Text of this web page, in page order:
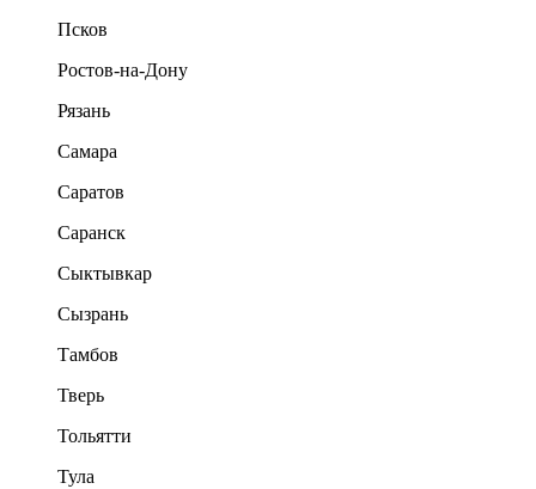
Псков
Ростов-на-Дону
Рязань
Самара
Саратов
Саранск
Сыктывкар
Сызрань
Тамбов
Тверь
Тольятти
Тула